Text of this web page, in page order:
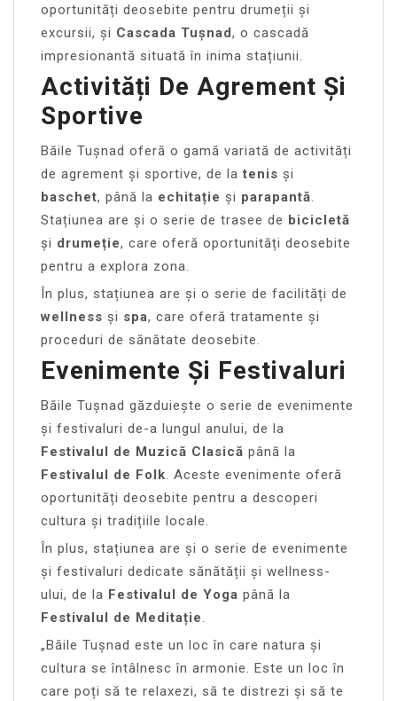
oportunități deosebite pentru drumeții și
excursii, și Cascada Tușnad, o cascadă
impresionantă situată în inima stațiunii.
Activități De Agrement Și
Sportive
Băile Tușnad oferă o gamă variată de activități
de agrement și sportive, de latenis și
baschet, până la echitație și parapantă
Stațiunea are și o serie de trasee de bicicletă
și drumeție, care oferă oportunități deosebite
pentru a explora zona.
În plus, stațiunea are și o serie de facilități de
wellness și spa, care oferă tratamente și
proceduri de sănătate deosebite.
Evenimente Și Festivaluri
Băile Tușnad găzduiește o serie de evenimente
și festivaluri de-a lungul anului, de la
Festivalul de Muzică Clasică până la
Festivalul de Folk . Aceste evenimente oferă
oportunități deosebite pentru a descoperi
cultura și tradițiile locale.
În plus, stațiunea are și o serie de evenimente
și festivaluri dedicate sănătății și wellness-
ului, de la Festivalul de Yoga până la
Festivalul de Meditație
„Băile Tușnad este un loc în care natura și
cultura se întâlnesc în armonie. Este un loc în
care poți să te relaxezi, să te distrezi și să te